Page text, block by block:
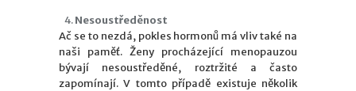
Nesoustředěnost
Ač se to nezdá, pokles hormonů má vliv také na
naši paměť. Ženy procházející menopauzou
bývají nesoustředěné, roztržité a často
zapomínají. V tomto případě existuje několik